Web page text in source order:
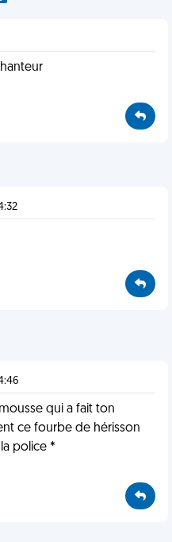
qui a fait ton
ce fourbe de hérisson
police *